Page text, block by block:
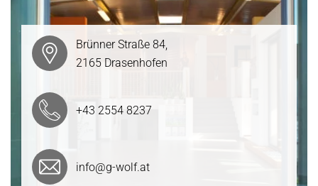
Brünner Straße 84,
2165 Drasenhofen
+43 2554 8237
info@g-wolf.at